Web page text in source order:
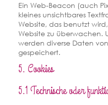
Ein Web-Beacon (auch
kleines unsichtbares
Website, das benutzt
Website zu überwachen.
werden diverse Daten
gespeichert.
5. Cookies
5.1 Technische oder